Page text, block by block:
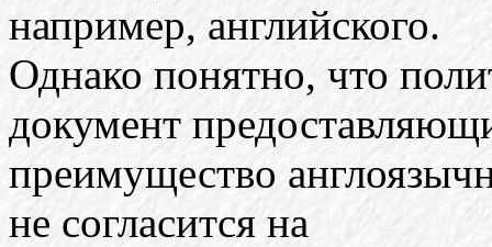
например, английского.
Однако понятно, что
документ
преимущество
не согласится на